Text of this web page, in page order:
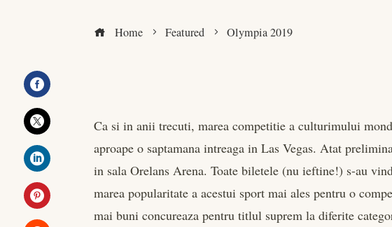
Home Featured Olympia 2019
Facebook
Twitter
LinkedIn
Pinterest
Ca si in anii trecuti, marea competitie a culturimului
aproape o saptamana intreaga in Las Vegas. Atat
in sala Orelans Arena. Toate biletele (nu ieftine!) s-au
marea popularitate a acestui sport mai ales pentru o
mai buni concureaza pentru titlul suprem la diferite